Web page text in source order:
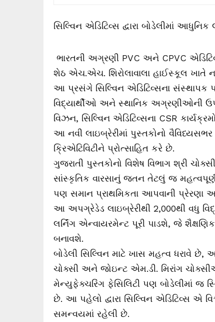
સિલ્વિન એડિટિવ્સ દ્વારા બોડેલીમાં આધુનિક
ભારતની અગ્રણી PVC અને CPVC
શેઠ એચ.એચ. શિરોલાવાલા હાઈસ્કૂલ ખાતે
આ પ્રસંગે સિલ્વિન એડિટિવ્સના સંસ્થાપક
વિદ્યાર્થીઓ અને સ્થાનિક અગ્રણીઓની
વિઝન, સિલ્વિન એડિટિવ્સના CSR
આ નવી લાઇબ્રેરીમાં પુસ્તકોનો
ક્રિએટિવિટીને પ્રોત્સાહિત કરે છે.
ગુજરાતી પુસ્તકોનો વિશેષ વિભાગ શ્રી
સાંસ્કૃતિક વારસાનું જતન તેટલું જ
પણ સમાન પ્રાથમિકતા આપવાની પ્રેરણા
આ અપગ્રેડેડ લાઇબ્રેરીથી 2,000થી વધુ
લર્નિંગ એન્વાયરમેન્ટ પૂરી પાડશે, જે
બનાવશે.
બોડેલી સિલ્વિન માટે ખાસ મહત્વ ધરાવે
ચોક્સી અને જોઇન્ટ એમ.ડી. મિરાંગ
મેન્યુફેક્ચરિંગ ફેસિલિટી પણ બોડેલીમાં જ
છે. આ પહેલો દ્વારા સિલ્વિન એડિટિવ્સ એ
સમન્વયમાં રહેલી છે.